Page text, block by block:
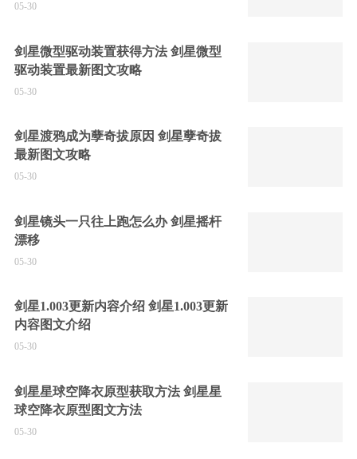
05-30
剑星微型驱动装置获得方法 剑星微型
驱动装置最新图文攻略
05-30
剑星渡鸦成为孽奇拔原因 剑星孽奇拔
最新图文攻略
05-30
剑星镜头一只往上跑怎么办 剑星摇杆
漂移
05-30
剑星1.003更新内容介绍 剑星1.003更新
内容图文介绍
05-30
剑星星球空降衣原型获取方法 剑星星
球空降衣原型图文方法
05-30